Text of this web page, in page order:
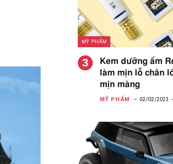
MỸ PHẨM
Kem dưỡng ẩm
làm mịn lỗ chân
mịn màng
MỸ PHẨM 02/02/2023